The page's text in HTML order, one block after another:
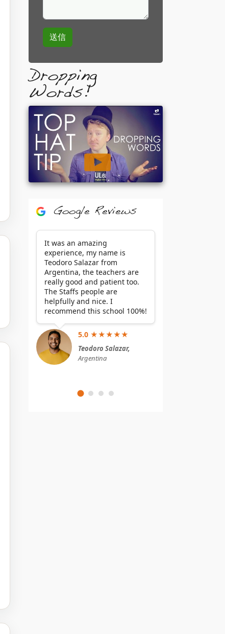
Dropping
Words!
Google Reviews
It was an amazing
experience, my name is
Teodoro Salazar from
Argentina, the teachers are
really good and patient too.
The Staffs people are
helpfully and nice. I
recommend this school 100%!
5.0 ★★★★★
Teodoro Salazar,
Argentina